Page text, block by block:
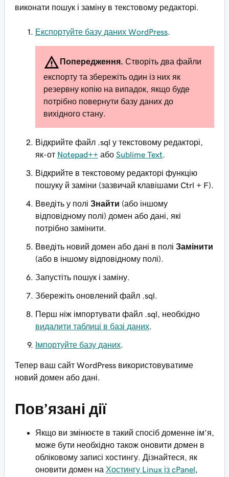
виконати пошук і заміну в текстовому редакторі.
Експортуйте базу даних WordPress
Попередження. Створіть два файли
експорту та збережіть один із них як
резервну копію на випадок, якщо буде
потрібно повернути базу даних до
вихідного стану.
Відкрийте файл .sql у текстовому редакторі,
як-от Notepad++ або Sublime Text
Відкрийте в текстовому редакторі функцію
пошуку й заміни (зазвичай клавішами Ctrl + F).
Введіть у полі Знайти (або іншому
відповідному полі) домен або дані, які
потрібно замінити.
Введіть новий домен або дані в полі Замінити
(або в іншому відповідному полі).
Запустіть пошук і заміну.
Збережіть оновлений файл .sql.
Перш ніж імпортувати файл .sql, необхідно
видалити таблиці в базі даних
Імпортуйте базу даних
Тепер ваш сайт WordPress використовуватиме
новий домен або дані.
Пов’язані дії
Якщо ви змінюєте в такий спосіб доменне ім’я,
може бути необхідно також оновити домен в
обліковому записі хостингу. Дізнайтеся, як
оновити домен на Хостингу Linux із cPanel